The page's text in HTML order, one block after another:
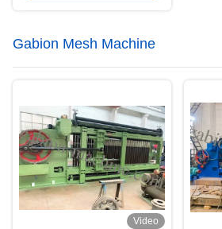
Gabion Mesh Machine
Video